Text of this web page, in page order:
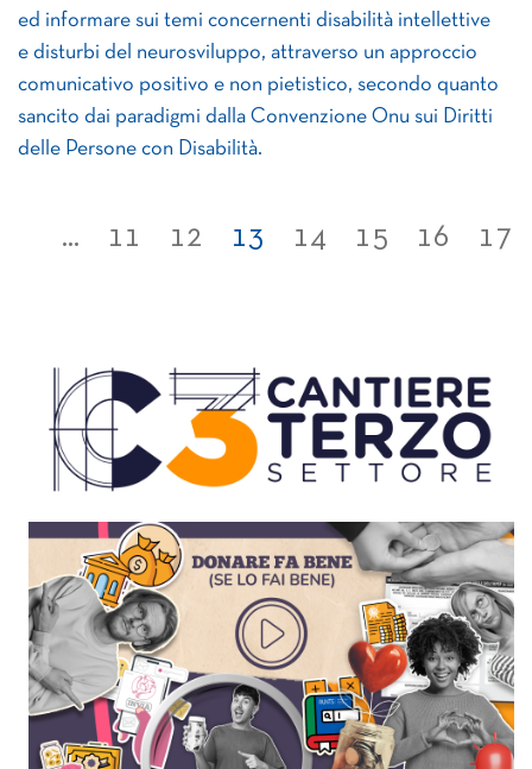
ed informare sui temi concernenti disabilità intellettive
e disturbi del neurosviluppo, attraverso un approccio
comunicativo positivo e non pietistico, secondo quanto
sancito dai paradigmi dalla Convenzione Onu sui Diritti
delle Persone con Disabilità.
... 11 12 13 14 15 16 17